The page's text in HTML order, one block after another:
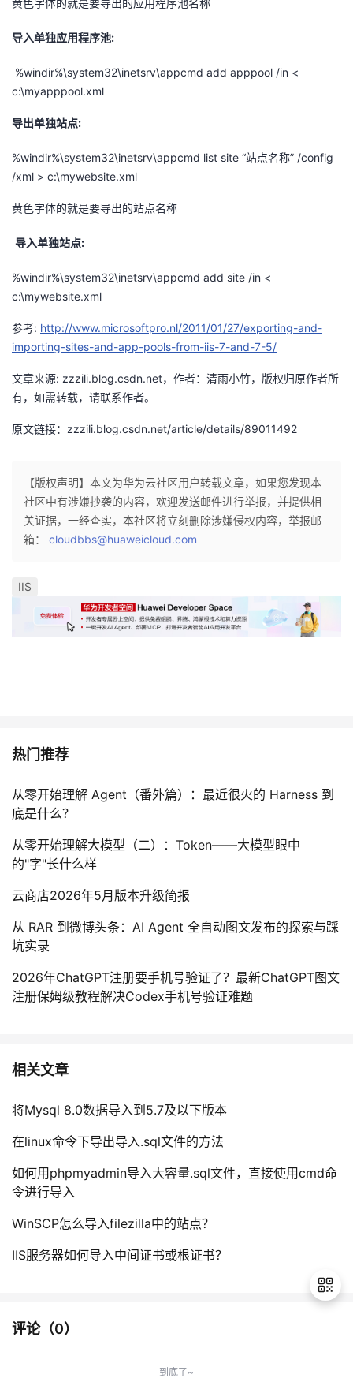
黄色字体的就是要导出的应用程序池名称
导入单独应用程序池:
%windir%\system32\inetsrv\appcmd add apppool /in <
c:\myapppool.xml
导出单独站点:
%windir%\system32\inetsrv\appcmd list site “站点名称” /config
/xml > c:\mywebsite.xml
黄色字体的就是要导出的站点名称
导入单独站点:
%windir%\system32\inetsrv\appcmd add site /in <
c:\mywebsite.xml
参考: http://www.microsoftpro.nl/2011/01/27/exporting-and-
importing-sites-and-app-pools-from-iis-7-and-7-5/
文章来源: zzzili.blog.csdn.net，作者：清雨小竹，版权归原作者所
有，如需转载，请联系作者。
原文链接：zzzili.blog.csdn.net/article/details/89011492
【版权声明】本文为华为云社区用户转载文章，如果您发现本
社区中有涉嫌抄袭的内容，欢迎发送邮件进行举报，并提供相
关证据，一经查实，本社区将立刻删除涉嫌侵权内容，举报邮
箱： cloudbbs@huaweicloud.com
IIS
热门推荐
从零开始理解 Agent（番外篇）：最近很火的 Harness 到
底是什么？
从零开始理解大模型（二）：Token——大模型眼中
的"字"长什么样
云商店2026年5月版本升级简报
从 RAR 到微博头条：AI Agent 全自动图文发布的探索与踩
坑实录
2026年ChatGPT注册要手机号验证了？最新ChatGPT图文
注册保姆级教程解决Codex手机号验证难题
相关文章
将Mysql 8.0数据导入到5.7及以下版本
在linux命令下导出导入.sql文件的方法
如何用phpmyadmin导入大容量.sql文件，直接使用cmd命
令进行导入
WinSCP怎么导入filezilla中的站点？
IIS服务器如何导入中间证书或根证书？
评论（0）
到底了~